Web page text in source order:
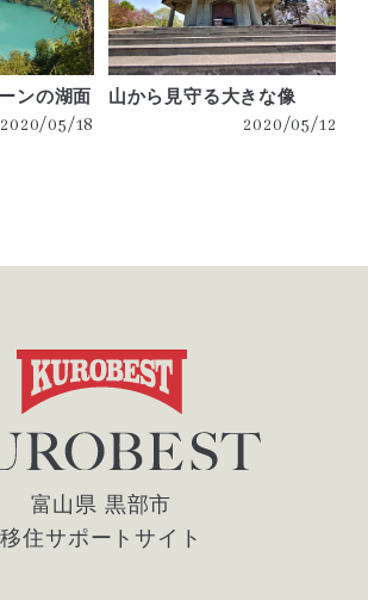
ンの湖面
2020/05/18
山から見守る大きな像
2020/05/12
富山県 黒部市
移住サポートサイト